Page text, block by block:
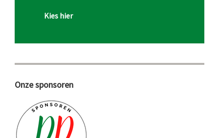
Kies hier
Onze sponsoren